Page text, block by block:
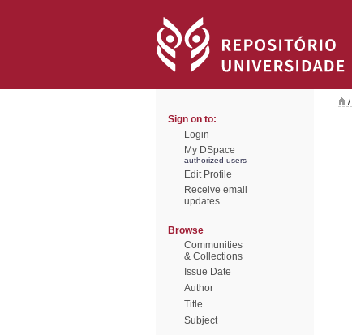
Sign on to:
Login
My DSpace
authorized users
Edit Profile
Receive email
updates
Browse
Communities
& Collections
Issue Date
Author
Title
Subject
/